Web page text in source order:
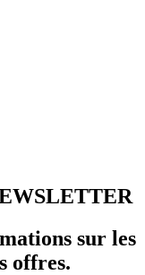
sur les
offres.